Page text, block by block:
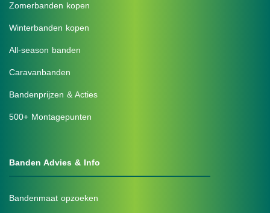
Zomerbanden kopen
Winterbanden kopen
All-season banden
Caravanbanden
Bandenprijzen & Acties
500+ Montagepunten
Banden Advies & Info
Bandenmaat opzoeken